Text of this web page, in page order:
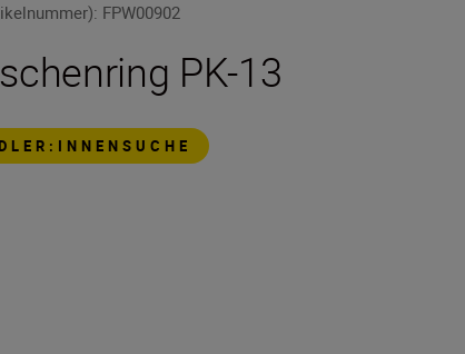
: FPW00902
PK-13